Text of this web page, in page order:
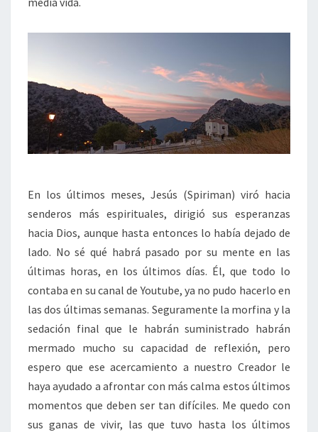
En los últimos meses, Jesús (Spiriman) viró hacia
senderos más espirituales, dirigió sus esperanzas
hacia Dios, aunque hasta entonces lo había dejado de
lado. No sé qué habrá pasado por su mente en las
últimas horas, en los últimos días. Él, que todo lo
contaba en su canal de Youtube, ya no pudo hacerlo en
las dos últimas semanas. Seguramente la morfina y la
sedación final que le habrán suministrado habrán
mermado mucho su capacidad de reflexión, pero
espero que ese acercamiento a nuestro Creador le
haya ayudado a afrontar con más calma estos últimos
momentos que deben ser tan difíciles. Me quedo con
sus ganas de vivir, las que tuvo hasta los últimos